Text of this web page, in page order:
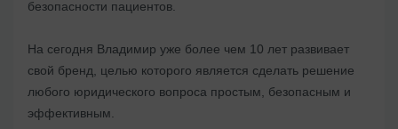
безопасности пациентов.
На сегодня Владимир уже более чем 10 лет развивает
свой бренд, целью которого является сделать решение
любого юридического вопроса простым, безопасным и
эффективным.